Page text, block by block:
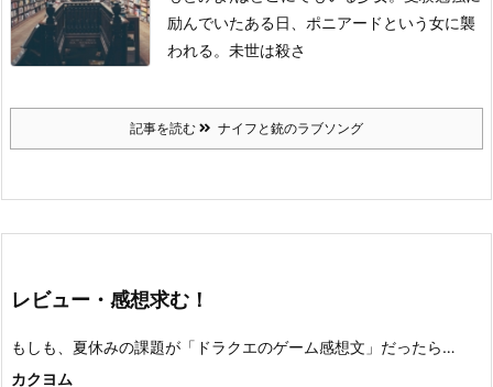
励んでいたある日、ポニアードという女に襲
われる。未世は殺さ
記事を読む ナイフと銃のラブソング
レビュー・感想求む！
もしも、夏休みの課題が「ドラクエのゲーム感想文」だったら…
カクヨム